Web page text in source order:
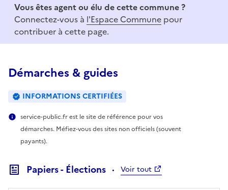
Vous êtes agent ou élu de cette commune ?
Connectez-vous à l'Espace Commune pour
contribuer à cette page.
Démarches & guides
INFORMATIONS CERTIFIÉES
service-public.fr est le site de référence pour vos
démarches. Méfiez-vous des sites non officiels (souvent
payants).
Papiers - Élections Voir tout